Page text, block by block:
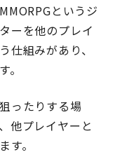
というジ
ーを他のプレイ
仕組みがあり、
ったりする場
他プレイヤーと
す。